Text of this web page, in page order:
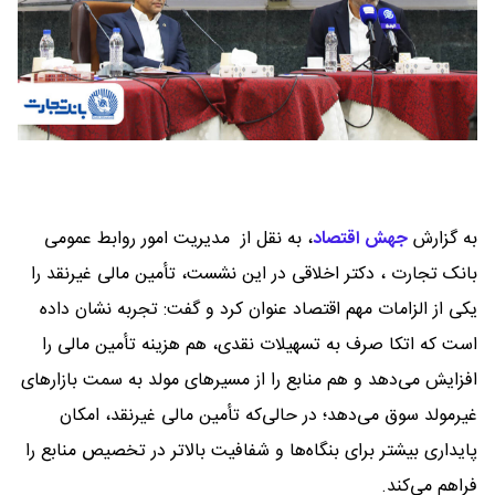
به گزارشجهش اقتصاد، به نقل از مدیریت امور روابط عمومی
بانک تجارت ، دکتر اخلاقی در این نشست، تأمین مالی غیرنقد را
یکی از الزامات مهم اقتصاد عنوان کرد و گفت: تجربه نشان داده
است که اتکا صرف به تسهیلات نقدی، هم هزینه تأمین مالی را
افزایش می‌دهد و هم منابع را از مسیرهای مولد به سمت بازارهای
غیرمولد سوق می‌دهد؛ در حالی‌که تأمین مالی غیرنقد، امکان
پایداری بیشتر برای بنگاه‌ها و شفافیت بالاتر در تخصیص منابع را
فراهم می‌کند.